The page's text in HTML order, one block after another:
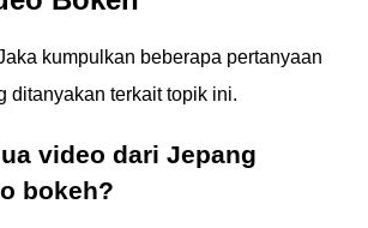
kumpulkan beberapa pertanyaan
ditanyakan terkait topik ini.
video dari Jepang
bokeh?